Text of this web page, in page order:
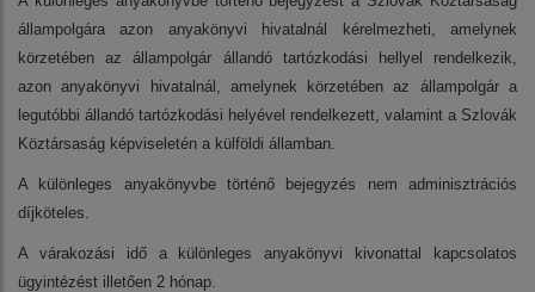
állampolgára azon anyakönyvi hivatalnál kérelmezheti, amelynek
körzetében az állampolgár állandó tartózkodási hellyel rendelkezik,
azon anyakönyvi hivatalnál, amelynek körzetében az állampolgár a
legutóbbi állandó tartózkodási helyével rendelkezett, valamint a Szlovák
Köztársaság képviseletén a külföldi államban.
A különleges anyakönyvbe történő bejegyzés nem adminisztrációs
díjköteles.
A várakozási idő a különleges anyakönyvi kivonattal kapcsolatos
ügyintézést illetően 2 hónap.